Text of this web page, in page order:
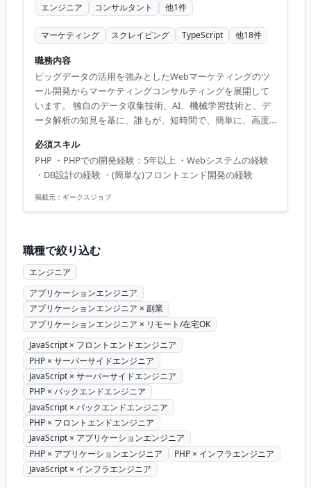
エンジニア コンサルタント 他1件
マーケティング スクレイピング TypeScript 他18件
職務内容
ビッグデータの活用を強みとしたWebマーケティングのツ
ール開発からマーケティングコンサルティングを展開して
います。 独自のデータ収集技術、AI、機械学習技術と、デ
ータ解析の知見を基に、誰もが、短時間で、簡単に、高度
フェッショナルが戦略立案から実行支援まで一気通貫で伴
走するマーケティングコンサルティングの提供を通じて、
クライアントのビジネスの成長に貢献します。 【業務内
容】 新規事業であるM＆A仲介事業で利用する社内ツールの
必須スキル
PHP ・PHPでの開発経験：5年以上 ・Webシステムの経験
・DB設計の経験 ・(簡単な)フロントエンド開発の経験
掲載元： ギークスジョブ
職種で絞り込む
エンジニア
アプリケーションエンジニア
アプリケーションエンジニア × 副業
アプリケーションエンジニア × リモート/在宅OK
JavaScript × フロントエンドエンジニア
PHP × サーバーサイドエンジニア
JavaScript × サーバーサイドエンジニア
PHP × バックエンドエンジニア
JavaScript × バックエンドエンジニア
PHP × フロントエンドエンジニア
JavaScript × アプリケーションエンジニア
PHP × アプリケーションエンジニア
PHP × インフラエンジニア
JavaScript × インフラエンジニア